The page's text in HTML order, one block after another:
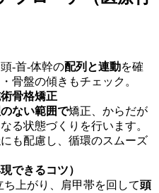
‐首‐体幹の配列と連動を確
骨盤の傾きもチェック。
骨格矯正
ない範囲で矯正、からだが
る状態づくりを行います。
にも配慮し、循環のスムーズ
できるコツ）
ち上がり、肩甲帯を回して頭